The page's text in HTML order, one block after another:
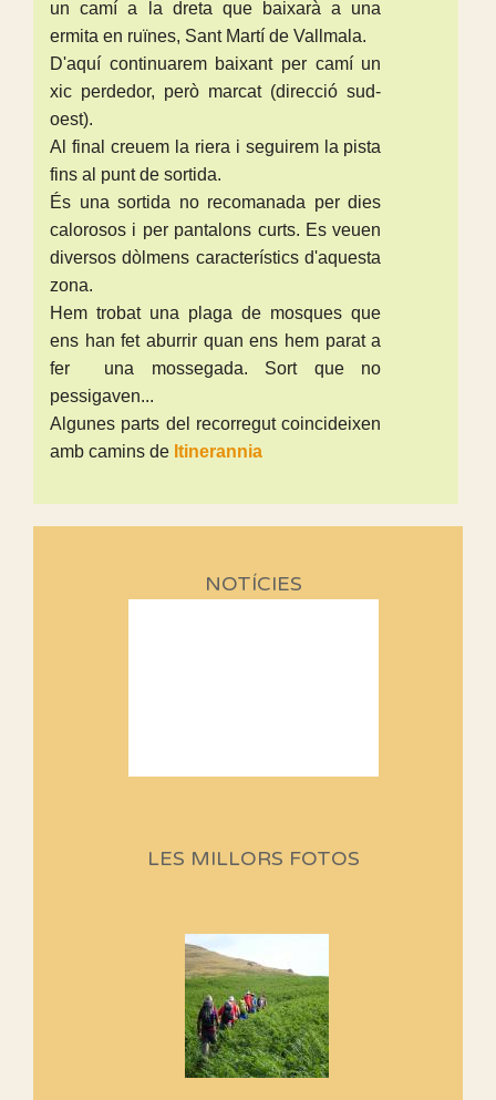
un camí a la dreta que baixarà a una
ermita en ruïnes, Sant Martí de Vallmala.
D'aquí continuarem baixant per camí un
xic perdedor, però marcat (direcció sud-
oest).
Al final creuem la riera i seguirem la pista
fins al punt de sortida.
És una sortida no recomanada per dies
calorosos i per pantalons curts. Es veuen
diversos dòlmens característics d'aquesta
zona.
Hem trobat una plaga de mosques que
ens han fet aburrir quan ens hem parat a
fer una mossegada. Sort que no
pessigaven...
Algunes parts del recorregut coincideixen
amb camins de Itinerannia
NOTÍCIES
programació d'aquest any
Si no podem caminar, alguna
cosa hem de fer...
Els Centpeus signen el
Manifest a favor dels Camins
LES MILLORS FOTOS